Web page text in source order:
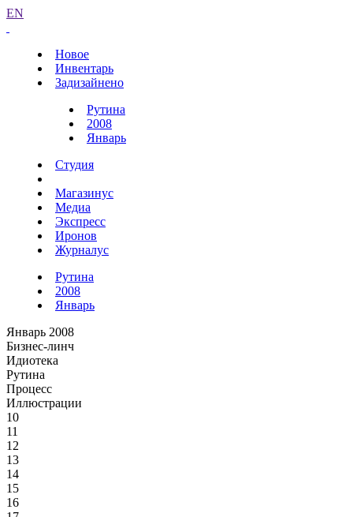
EN
Новое
Инвентарь
Задизайнено
Рутина
2008
Январь
Студия
Магазинус
Медиа
Экспресс
Иронов
Журналус
Рутина
2008
Январь
Январь 2008
Бизнес-линч
Идиотека
Рутина
Процесс
Иллюстрации
10
11
12
13
14
15
16